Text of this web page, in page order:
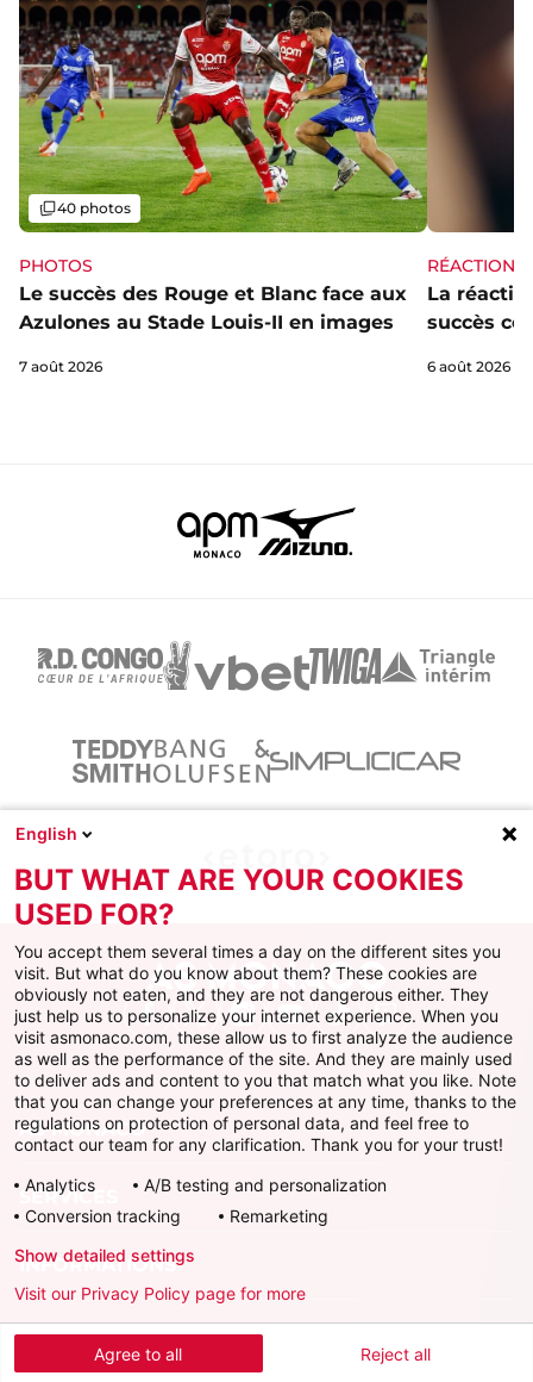
PHOTOS
Le succès des Rouge et Blanc face aux
Azulones au Stade Louis-II en images
Galerie
40 photos
7 août 2026
RÉACTIONS
La
succès
6 août 2026
Facebook
X Instagram
YoutubeTikTokTwitch
AS MONACO
SERVICES
INFORMATIONS
Télécharger l'AS Monaco App
English
BUT WHAT ARE YOUR COOKIES
USED FOR?
You accept them several times a day on the different sites you
visit. But what do you know about them? These cookies are
obviously not eaten, and they are not dangerous either. They
just help us to personalize your internet experience. When you
visit asmonaco.com, these allow us to first analyze the audience
as well as the performance of the site. And they are mainly used
to deliver ads and content to you that match what you like. Note
that you can change your preferences at any time, thanks to the
regulations on protection of personal data, and feel free to
contact our team for any clarification. Thank you for your trust!
Analytics
A/B testing and personalization
Conversion tracking
Remarketing
Agree to all Reject all
Show detailed settings
Visit our Privacy Policy page for more